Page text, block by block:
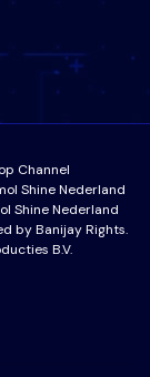
Channel
Shine Nederland
Shine Nederland
by Banijay Rights.
B.V.